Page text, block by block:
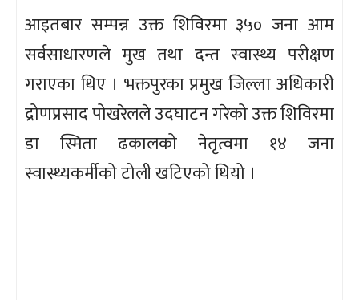
आइतबार सम्पन्न उक्त शिविरमा ३५० जना आम
सर्वसाधारणले मुख तथा दन्त स्वास्थ्य परीक्षण
गराएका थिए । भक्तपुरका प्रमुख जिल्ला अधिकारी
द्रोणप्रसाद पोखरेलले उदघाटन गरेको उक्त शिविरमा
डा स्मिता ढकालको नेतृत्वमा १४ जना
स्वास्थ्यकर्मीको टोली खटिएको थियो ।